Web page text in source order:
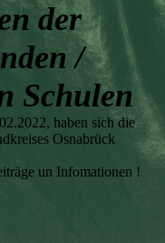
der
/
Schulen
haben sich die
Osnabrück
un Infomationen !